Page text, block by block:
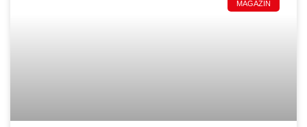
MAGAZIN